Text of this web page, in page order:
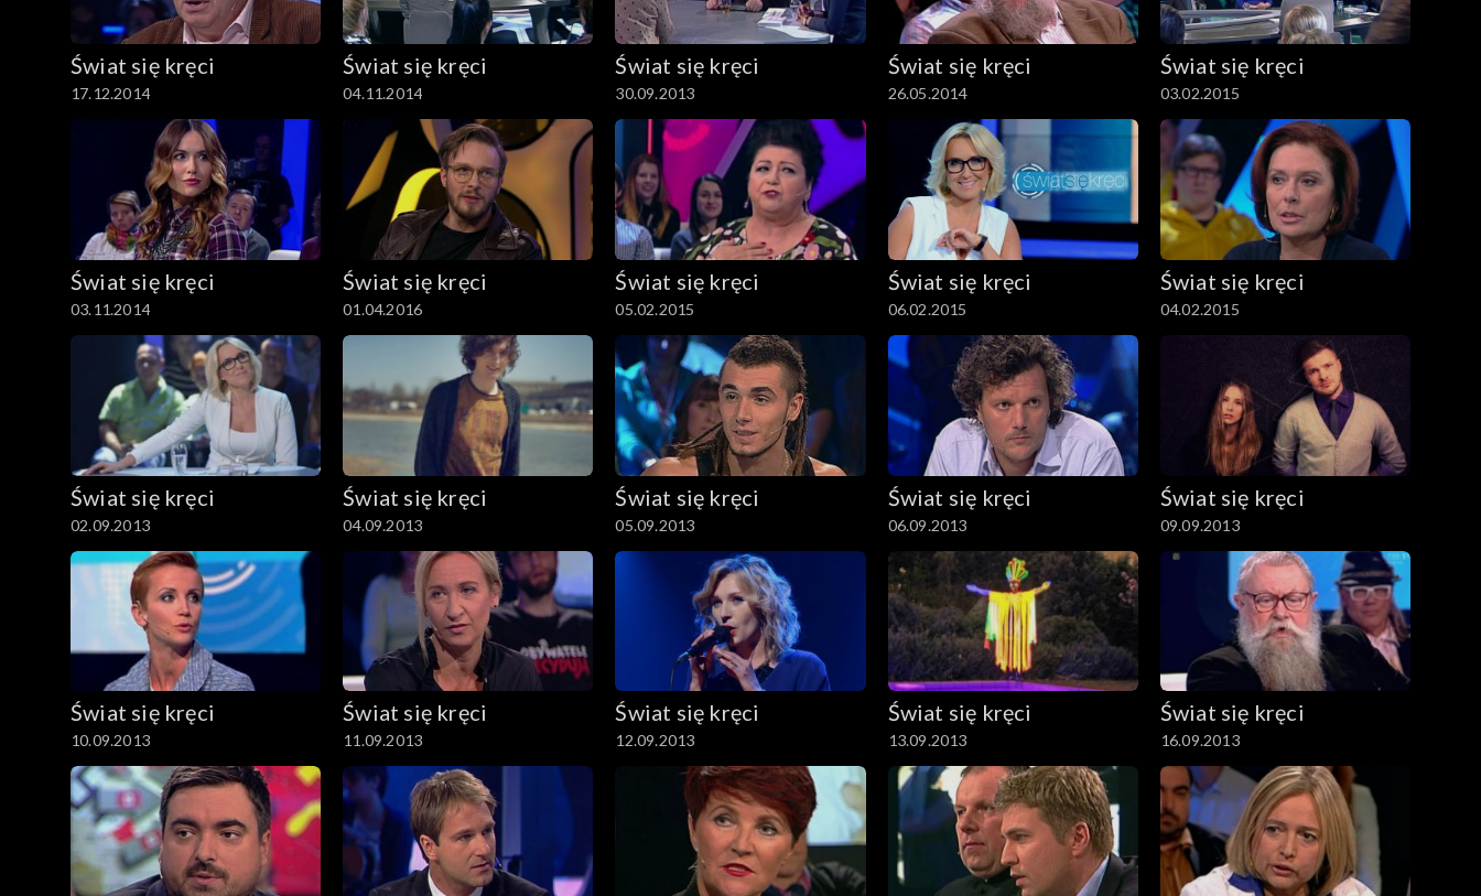
Świat się kręci
17.12.2014
Świat się kręci
04.11.2014
Świat się kręci
30.09.2013
Świat się kręci
26.05.2014
Świat się kręci
03.02.2015
Świat się kręci
03.11.2014
Świat się kręci
01.04.2016
Świat się kręci
05.02.2015
Świat się kręci
06.02.2015
Świat się kręci
04.02.2015
Świat się kręci
02.09.2013
Świat się kręci
04.09.2013
Świat się kręci
05.09.2013
Świat się kręci
06.09.2013
Świat się kręci
09.09.2013
Świat się kręci
10.09.2013
Świat się kręci
11.09.2013
Świat się kręci
12.09.2013
Świat się kręci
13.09.2013
Świat się kręci
16.09.2013